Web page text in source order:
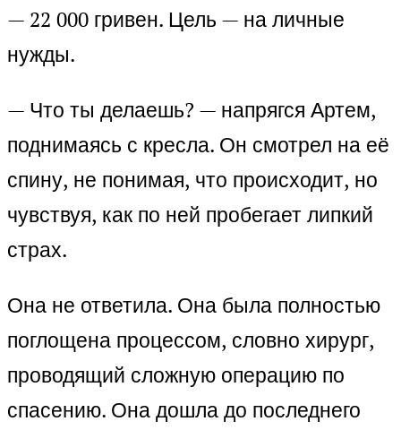
— 22 000 гривен. Цель — на личные
нужды.
— Что ты делаешь? — напрягся Артем,
поднимаясь с кресла. Он смотрел на её
спину, не понимая, что происходит, но
чувствуя, как по ней пробегает липкий
страх.
Она не ответила. Она была полностью
поглощена процессом, словно хирург,
проводящий сложную операцию по
спасению. Она дошла до последнего